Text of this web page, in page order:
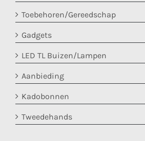
Toebehoren/Gereedschap
Gadgets
LED TL Buizen/Lampen
Aanbieding
Kadobonnen
Tweedehands